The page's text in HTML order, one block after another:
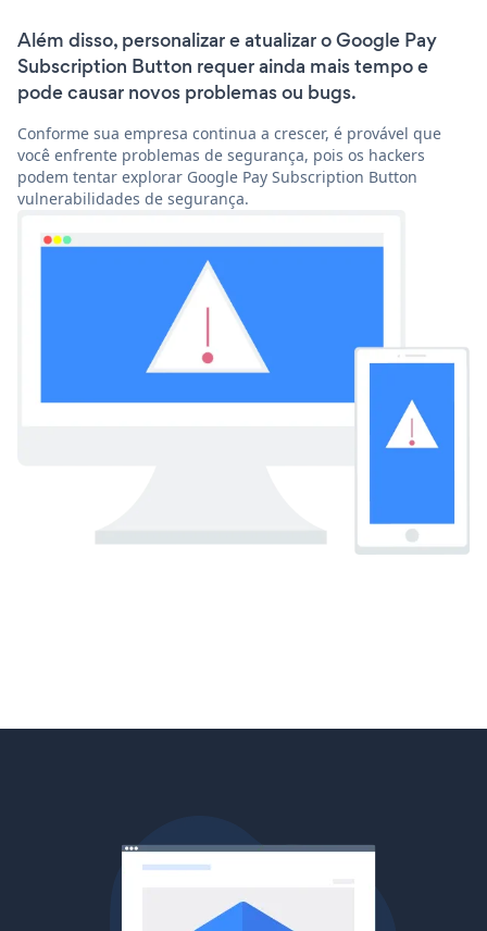
Além disso, personalizar e atualizar o Google Pay
Subscription Button requer ainda mais tempo e
pode causar novos problemas ou bugs.
Conforme sua empresa continua a crescer, é provável que
você enfrente problemas de segurança, pois os hackers
podem tentar explorar Google Pay Subscription Button
vulnerabilidades de segurança.